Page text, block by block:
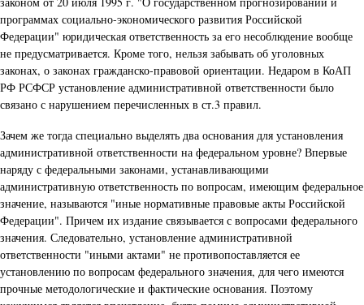
программах социально-экономического развития Российской
Федерации" юридическая ответственность за его несоблюдение вообще
не предусматривается. Кроме того, нельзя забывать об уголовных
законах, о законах гражданско-правовой ориентации. Недаром в КоАП
РФ РСФСР установление административной ответственности было
связано с нарушением перечисленных в ст.3 правил.
Зачем же тогда специально выделять два основания для установления
административной ответственности на федеральном уровне? Впервые
наряду с федеральными законами, устанавливающими
административную ответственность по вопросам, имеющим федеральное
значение, называются "иные нормативные правовые акты Российской
Федерации". Причем их издание связывается с вопросами федерального
значения. Следовательно, установление административной
ответственности "иными актами" не противопоставляется ее
установлению по вопросам федерального значения, для чего имеются
прочные методологические и фактические основания. Поэтому